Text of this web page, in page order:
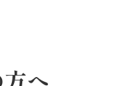
へ